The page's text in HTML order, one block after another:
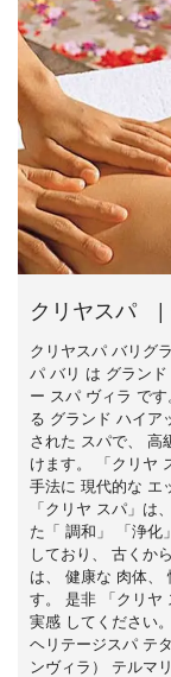
クリヤスパ |
クリヤスパ バリグ
パ バリ は グラン
ー スパ ヴィラ で
る グランド ハイア
された スパで、 高
けます。 「クリヤ
手法に 現代的な エ
「クリヤ スパ」は
た「 調和」 「浄化
しており、 古くか
は、 健康な 肉体、
す。 是非 「クリヤ
実感 してください
ヘリテージスパ テ
ンヴィラ） テルマ